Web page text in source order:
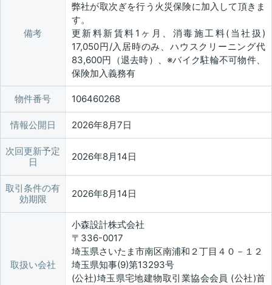
備考
弊社が取次ぎを行う火災保険に加入して頂きま
す。
更新料新賃料1ヶ月、消毒施工料(当社扱)
17,050円/入居時のみ、ハウスクリーニング代
83,600円（退去時）、※バイク駐輪不可物件、
保険加入義務有
物件番号 106460268
情報公開日 2026年8月7日
次回更新予定
日
2026年8月14日
取引条件の有
効期限
2026年8月14日
取扱い会社
小森設計株式会社
〒336-0017
埼玉県さいたま市南区南浦和２丁目４０－１２
埼玉県知事(9)第13293号
(公社)埼玉県宅地建物取引業協会会員 (公社)首